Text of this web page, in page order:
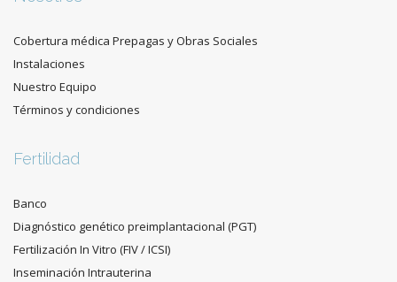
Cobertura médica Prepagas y Obras Sociales
Instalaciones
Nuestro Equipo
Términos y condiciones
Fertilidad
Banco
Diagnóstico genético preimplantacional (PGT)
Fertilización In Vitro (FIV / ICSI)
Inseminación Intrauterina